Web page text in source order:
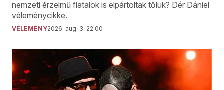
nemzeti érzelmű fiatalok is elpártoltak tőlük? Dér Dániel
véleménycikke.
VÉLEMÉNY2026. aug. 3. 22:00